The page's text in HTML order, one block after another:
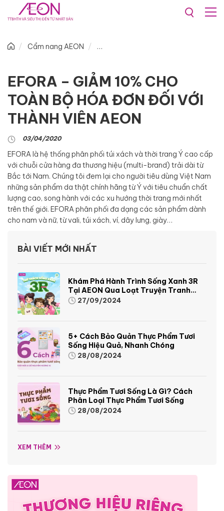
Cẩm nang AEON
EFORA – GIẢM 10% CHO
TOÀN BỘ HÓA ĐƠN ĐỐI VỚI
THÀNH VIÊN AEON
03/04/2020
EFORA là hệ thống phân phối túi xách và thời trang Ý cao cấp
với chuỗi cửa hàng đa thương hiệu (multi-brand) trải dài từ
Bắc tới Nam. Chúng tôi đem lại cho người tiêu dùng Việt Nam
những sản phẩm da thật chính hãng từ Ý với tiêu chuẩn chất
lượng cao, song hành với các xu hướng thời trang mới nhất
trên thế giới. EFORA phân phối đa dạng các sản phẩm dành
cho nam và nữ, từ vali, túi xách, ví, dây lưng, giày…
BÀI VIẾT MỚI NHẤT
Khám Phá Hành Trình Sống Xanh 3R
Tại AEON Qua Loạt Truyện Tranh
Sinh Động Và Thú Vị
27/09/2024
5+ Cách Bảo Quản Thực Phẩm Tươi
Sống Hiệu Quả, Nhanh Chóng
28/08/2024
Thực Phẩm Tươi Sống Là Gì? Cách
Phân Loại Thực Phẩm Tươi Sống
28/08/2024
XEM THÊM